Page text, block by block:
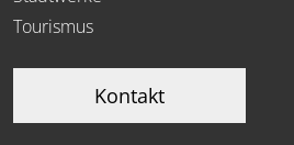
Tourismus
Kontakt